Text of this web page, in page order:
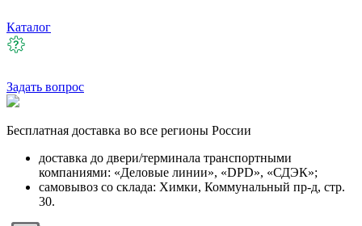
Каталог
Задать вопрос
Бесплатная доставка во все регионы России
доставка до двери/терминала транспортными
компаниями: «Деловые линии», «DPD», «СДЭК»;
самовывоз со склада: Химки, Коммунальный пр-д, стр.
30.